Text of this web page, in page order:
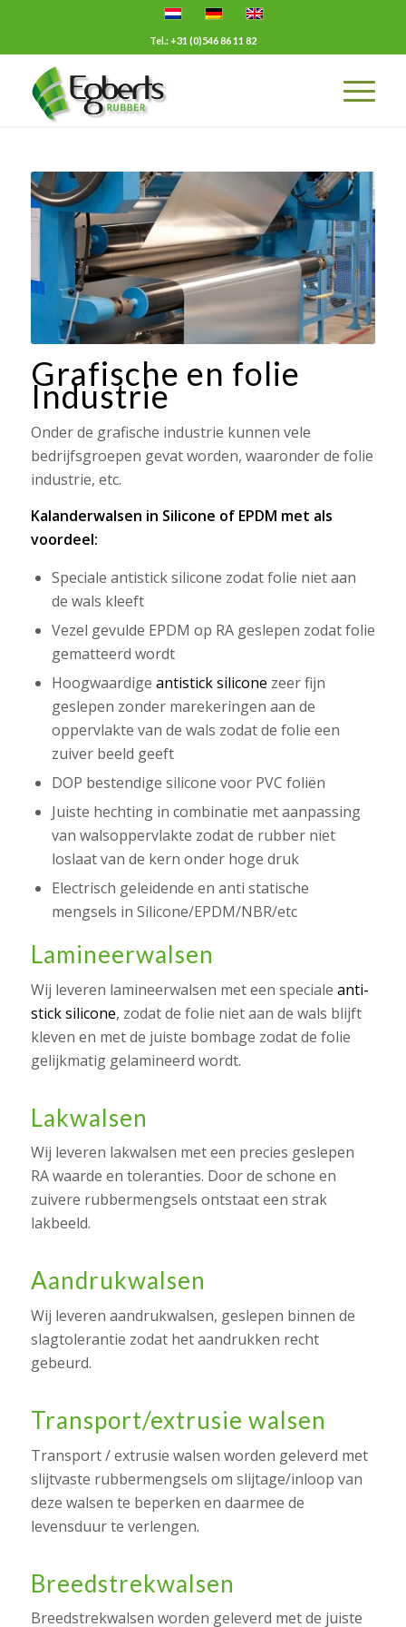
Tel.: +31 (0)546 86 11 82
Grafische en folie
Industrie
Onder de grafische industrie kunnen vele
bedrijfsgroepen gevat worden, waaronder de folie
industrie, etc.
Kalanderwalsen in Silicone of EPDM met als
voordeel:
Speciale antistick silicone zodat folie niet aan
de wals kleeft
Vezel gevulde EPDM op RA geslepen zodat folie
gematteerd wordt
Hoogwaardige antistick silicone zeer fijn
geslepen zonder marekeringen aan de
oppervlakte van de wals zodat de folie een
zuiver beeld geeft
DOP bestendige silicone voor PVC foliën
Juiste hechting in combinatie met aanpassing
van walsoppervlakte zodat de rubber niet
loslaat van de kern onder hoge druk
Electrisch geleidende en anti statische
mengsels in Silicone/EPDM/NBR/etc
Lamineerwalsen
Wij leveren lamineerwalsen met een speciale anti-
stick silicone, zodat de folie niet aan de wals blijft
kleven en met de juiste bombage zodat de folie
gelijkmatig gelamineerd wordt.
Lakwalsen
Wij leveren lakwalsen met een precies geslepen
RA waarde en toleranties. Door de schone en
zuivere rubbermengsels ontstaat een strak
lakbeeld.
Aandrukwalsen
Wij leveren aandrukwalsen, geslepen binnen de
slagtolerantie zodat het aandrukken recht
gebeurd.
Transport/extrusie walsen
Transport / extrusie walsen worden geleverd met
slijtvaste rubbermengsels om slijtage/inloop van
deze walsen te beperken en daarmee de
levensduur te verlengen.
Breedstrekwalsen
Breedstrekwalsen worden geleverd met de juiste